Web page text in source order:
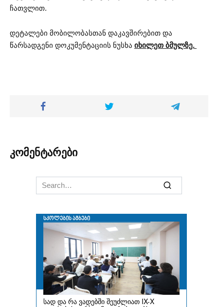
ჩათვლით.
დეტალები მობილობასთან დაკავშირებით და
წარსადგენი დოკუმენტაციის ნუსხა იხილეთ ბმულზე.
კომენტარები
Search
for: